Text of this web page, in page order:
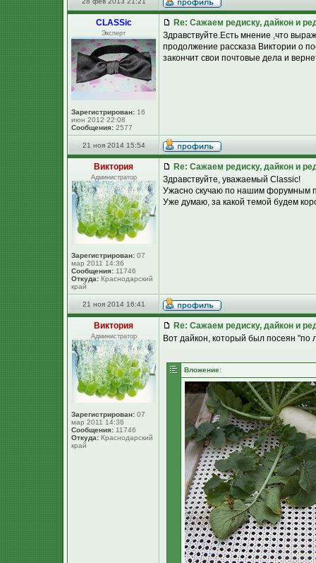
CLASSic
Эксперт
Зарегистрирован: 16
июн 2012 22:08
Сообщения: 2577
Re: Сажаем редиску, дайкон и
Здравствуйте.Есть мнение ,что
продолжение рассказа Виктории о
закончит свои почтовые дела и
21 ноя 2014 15:54
Виктория
Администратор
Зарегистрирован: 07
мар 2011 14:36
Сообщения: 11746
Откуда: Краснодарский
край
Re: Сажаем редиску, дайкон и
Здравствуйте, уважаемый Classic!
Ужасно скучаю по нашим форумным
Уже думаю, за какой темой будем
21 ноя 2014 16:41
Виктория
Администратор
Зарегистрирован: 07
мар 2011 14:36
Сообщения: 11746
Откуда: Краснодарский
край
Re: Сажаем редиску, дайкон и
Вот дайкон, который был посеян "по
Вложение: